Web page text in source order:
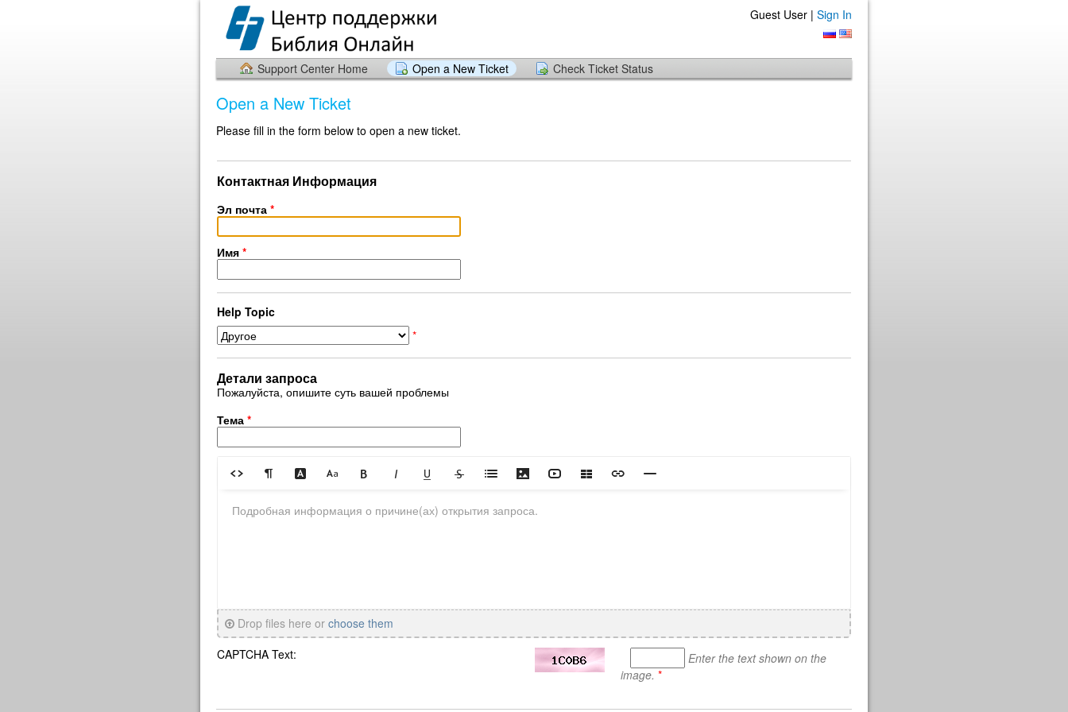
Guest User | Sign In
Support Center Home Open a New Ticket Check Ticket Status
Open a New Ticket
Please fill in the form below to open a new ticket.
Контактная Информация
Эл почта *
Имя *
Help Topic
*
Детали запроса
Пожалуйста, опишите суть вашей проблемы
Тема *
Drop files here or choose them
CAPTCHA Text:
Enter the text shown on the
image. *